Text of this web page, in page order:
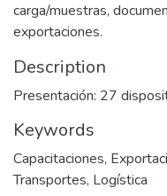
carga/muestras,
exportaciones.
Description
Presentación: 27
Keywords
Capacitaciones,
Transportes, Logística